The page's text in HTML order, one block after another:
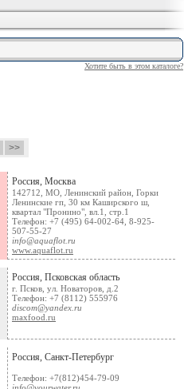
Хотите быть в этом каталоге?
>>
Россия, Москва
142712, МО, Ленинский район, Горки
Ленинские гп, 30 км Каширского ш,
квартал "Пронино", вл.1, стр.1
Телефон: +7 (495) 64-002-64, 8-925-
507-55-27
info@aquaflot.ru
www.aquaflot.ru
Россия, Псковская область
г. Псков, ул. Новаторов, д.2
Телефон: +7 (8112) 555976
discom@yandex.ru
maxfood.ru
Россия, Санкт-Петербург
Телефон: +7(812)454-79-09